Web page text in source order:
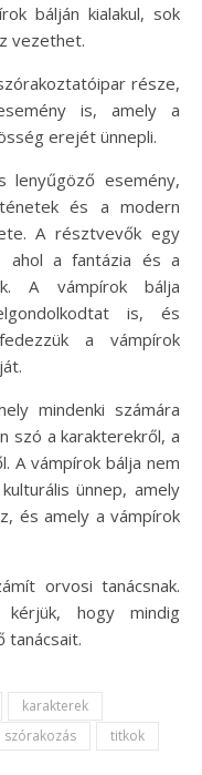
bálján kialakul, sok
vezethet.
része,
is, amely a
erejét ünnepli.
lenyűgöző esemény,
és a modern
A résztvevők egy
ahol a fantázia és a
A vámpírok bálja
is, és
a vámpírok
mindenki számára
szó a karakterekről, a
A vámpírok bálja nem
ünnep, amely
és amely a vámpírok
orvosi tanácsnak.
kérjük, hogy mindig
tanácsait.
karakterek
szórakozás
titkok